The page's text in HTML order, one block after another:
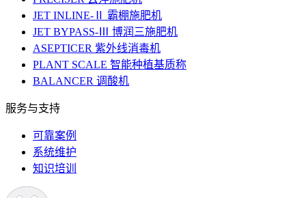
JET INLINE-Ⅱ 霸棚施肥机
JET BYPASS-Ⅲ 博润三施肥机
ASEPTICER 紫外线消毒机
PLANT SCALE 智能种植基质称
BALANCER 调酸机
服务与支持
可靠案例
系统维护
知识培训